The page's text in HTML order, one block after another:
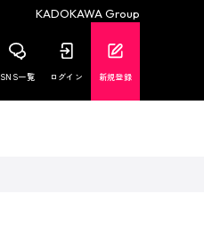
KADOKAWA Group
SNS一覧 ログイン 新規登録